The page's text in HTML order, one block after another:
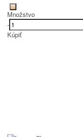
Množstvo
-
Kúpiť